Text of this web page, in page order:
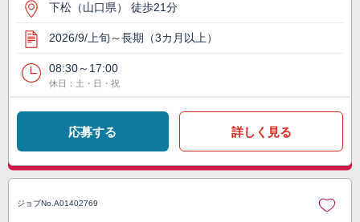
下松（山口県） 徒歩21分
2026/9/上旬～長期（3カ月以上）
08:30～17:00
休日：土・日・祝
応募する 詳しく見る
ジョブNo. A01402769